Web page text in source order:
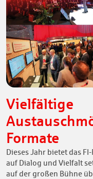
Vielfältige
Formate
Dieses Jahr bietet das
auf Dialog und Vielfalt
auf der großen Bühne